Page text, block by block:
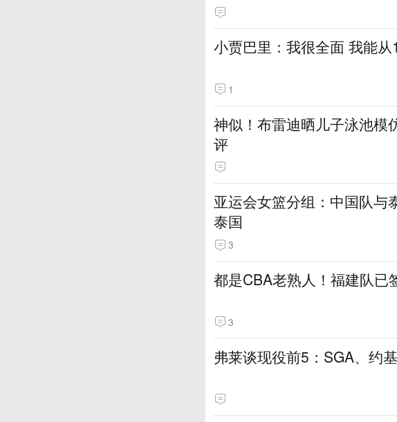
小贾巴里：我很全面 我能
1
神似！布雷迪晒儿子泳池模
评
亚运会女篮分组：中国队与
泰国
3
都是CBA老熟人！福建队已
3
弗莱谈现役前5：SGA、约